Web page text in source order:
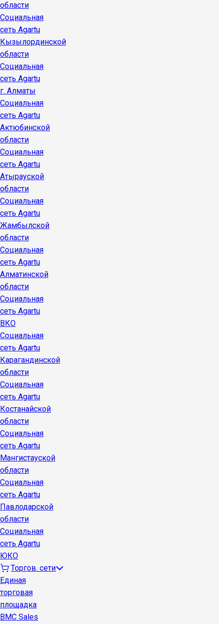
области
Социальная
сеть Agartu
Кызылординской
области
Социальная
сеть Agartu
г. Алматы
Социальная
сеть Agartu
Актюбинской
области
Социальная
сеть Agartu
Атырауской
области
Социальная
сеть Agartu
Жамбылской
области
Социальная
сеть Agartu
Алматинской
области
Социальная
сеть Agartu
ВКО
Социальная
сеть Agartu
Карагандинской
области
Социальная
сеть Agartu
Костанайской
области
Социальная
сеть Agartu
Мангистауской
области
Социальная
сеть Agartu
Павлодарской
области
Социальная
сеть Agartu
ЮКО
Торгов. сети
Единая
торговая
площадка
BMC Sales